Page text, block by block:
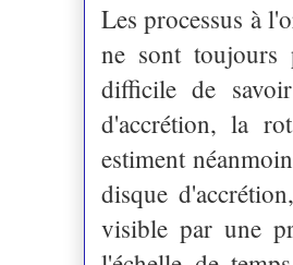
Les processus à
ne sont toujours
difficile de
d'accrétion, la
estiment
disque
visible par une